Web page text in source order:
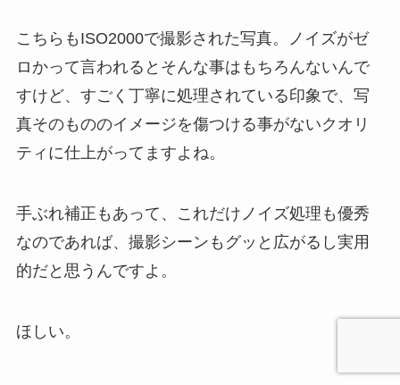
こちらもISO2000で撮影された写真。ノイズがゼ
ロかって言われるとそんな事はもちろんないんで
すけど、すごく丁寧に処理されている印象で、写
真そのもののイメージを傷つける事がないクオリ
ティに仕上がってますよね。
手ぶれ補正もあって、これだけノイズ処理も優秀
なのであれば、撮影シーンもグッと広がるし実用
的だと思うんですよ。
ほしい。